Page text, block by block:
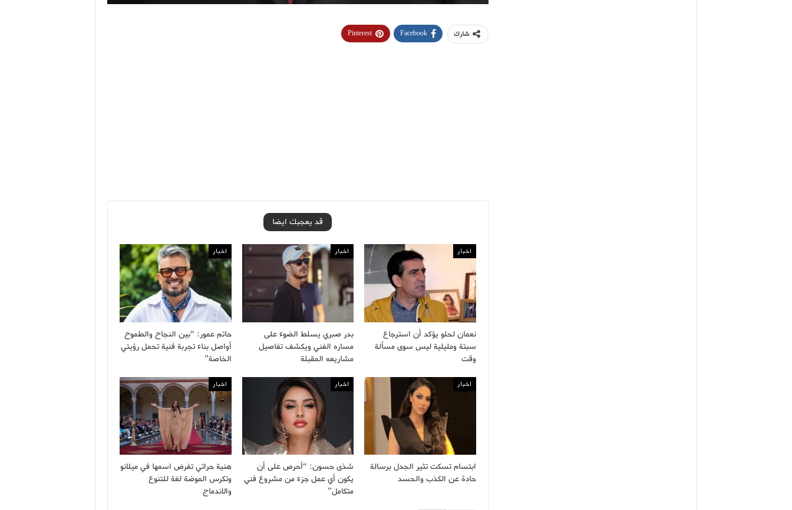
شارك Facebook
Pinterest
قد يعجبك ايضا
اخبار
نعمان لحلو يؤكد أن استرجاع
سبتة ومليلية ليس سوى مسألة
وقت
اخبار
بدر صبري يسلط الضوء على
مساره الفني ويكشف تفاصيل
مشاريعه المقبلة
اخبار
حاتم عمور: “بين النجاح والطموح
أواصل بناء تجربة فنية تحمل رؤيتي
الخاصة”
اخبار
ابتسام تسكت تثير الجدل برسالة
حادة عن الكذب والحسد
اخبار
شذى حسون: “أحرص على أن
يكون أي عمل جزء من مشروع فني
متكامل”
اخبار
هنية حراتي تفرض اسمها في ميلانو
وتكرس الموضة لغة للتنوع
والاندماج